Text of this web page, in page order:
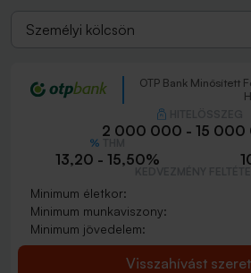
Személyi kölcsön
OTP Bank Minősített
2 000 000 - 15 000
13,20 - 15,50%
Minimum életkor:
Minimum munkaviszony:
Minimum jövedelem:
Visszahívást